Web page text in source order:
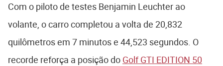
Com o piloto de testes Benjamin Leuchter ao
volante, o carro completou a volta de 20,832
quilômetros em 7 minutos e 44,523 segundos. O
recorde reforça a posição do Golf GTI EDITION 50